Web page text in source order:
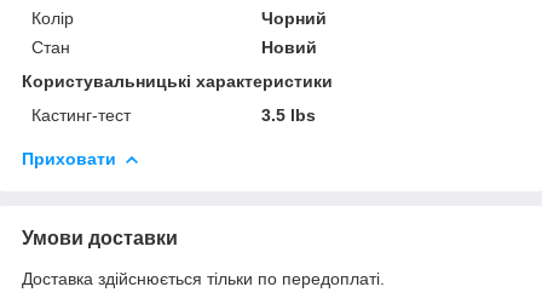
Колір
Чорний
Стан
Новий
Користувальницькі характеристики
Кастинг-тест
3.5 lbs
Приховати
Умови доставки
Доставка здійснюється тільки по передоплаті.